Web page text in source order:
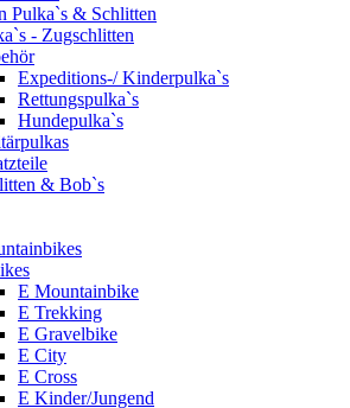
Pulka`s & Schlitten
- Zugschlitten
Expeditions-/ Kinderpulka`s
Rettungspulka`s
Hundepulka`s
& Bob`s
E Mountainbike
E Trekking
E Gravelbike
E City
E Cross
E Kinder/Jungend